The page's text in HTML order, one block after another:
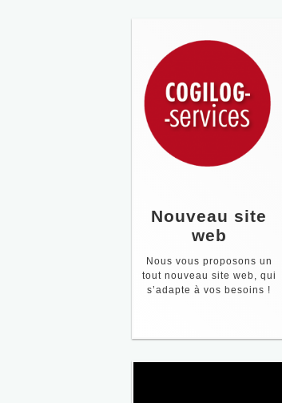
Nouveau site
web
Nous vous proposons un
tout nouveau site web, qui
s’adapte à vos besoins !